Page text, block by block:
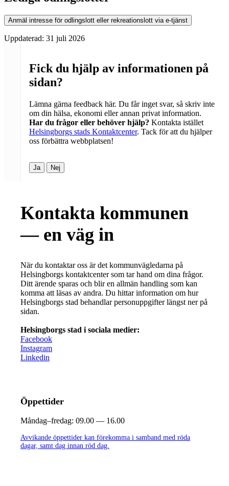
Anmäl intresse för odlingslott eller rekreationslott via e-tjänst
Uppdaterad: 31 juli 2026
Fick du hjälp av informationen på
sidan?
Lämna gärna feedback här. Du får inget svar, så skriv inte
om din hälsa, ekonomi eller annan privat information.
Har du frågor eller behöver hjälp? Kontakta istället
Helsingborgs stads Kontaktcenter. Tack för att du hjälper
oss förbättra webbplatsen!
Ja Nej
Kontakta kommunen
— en väg in
När du kontaktar oss är det kommunvägledarna på
Helsingborgs kontaktcenter som tar hand om dina frågor.
Ditt ärende sparas och blir en allmän handling som kan
komma att läsas av andra. Du hittar information om hur
Helsingborgs stad behandlar personuppgifter längst ner på
sidan.
Helsingborgs stad i sociala medier:
Facebook
Instagram
Linkedin
Öppettider
Måndag–fredag: 09.00 — 16.00
Avvikande öppettider kan förekomma i samband med röda
dagar, samt dag innan röd dag.